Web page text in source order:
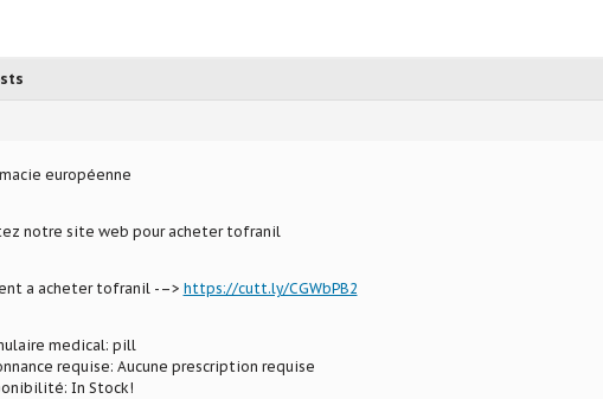
européenne
notre site web pour acheter tofranil
a acheter tofranil -–> https://cutt.ly/CGWbPB2
medical: pill
requise: Aucune prescription requise
In Stock!